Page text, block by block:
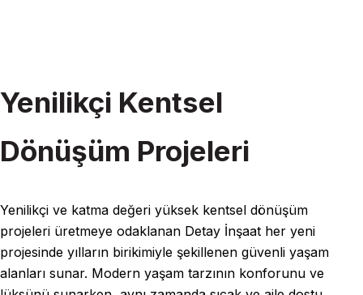
Yenilikçi Kentsel
Dönüşüm Projeleri
Yenilikçi ve katma değeri yüksek kentsel dönüşüm
projeleri üretmeye odaklanan Detay İnşaat her yeni
projesinde yılların birikimiyle şekillenen güvenli yaşam
alanları sunar. Modern yaşam tarzının konforunu ve